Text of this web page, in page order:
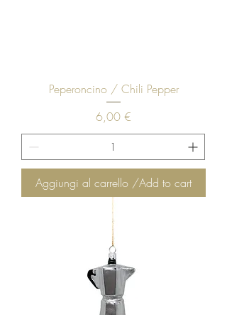
Peperoncino / Chili Pepper
Prezzo
6,00 €
Aggiungi al carrello /Add to cart